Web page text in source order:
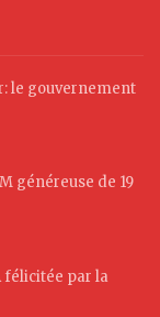
le gouvernement
généreuse de 19
félicitée par la